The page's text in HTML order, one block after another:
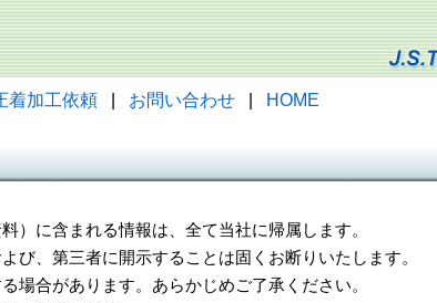
着加工依頼 お問い合わせ HOME
）に含まれる情報は、全て当社に帰属します。
び、第三者に開示することは固くお断りいたします。
場合があります。あらかじめご了承ください。